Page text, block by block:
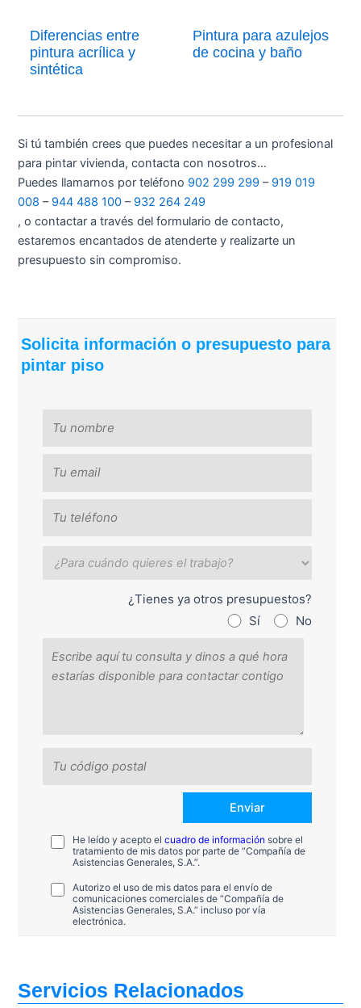
Diferencias entre
pintura acrílica y
sintética
Pintura para azulejos
de cocina y baño
Si tú también crees que puedes necesitar a un profesional
para pintar vivienda, contacta con nosotros…
Puedes llamarnos por teléfono 902 299 299 – 919 019
008 – 944 488 100 – 932 264 249
, o contactar a través del formulario de contacto,
estaremos encantados de atenderte y realizarte un
presupuesto sin compromiso.
Solicita información o presupuesto para
pintar piso
¿Tienes ya otros presupuestos?
Sí
No
He leído y acepto elcuadro de información sobre el
tratamiento de mis datos por parte de “Compañía de
Asistencias Generales, S.A.”.
Autorizo el uso de mis datos para el envío de
comunicaciones comerciales de “Compañía de
Asistencias Generales, S.A.” incluso por vía
electrónica.
Servicios Relacionados